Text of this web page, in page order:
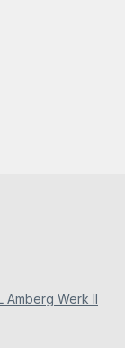
Amberg Werk II